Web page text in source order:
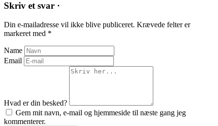
Skriv et svar ·
Din e-mailadresse vil ikke blive publiceret. Krævede felter er
markeret med *
Name
Email
Hvad er din besked?
Gem mit navn, e-mail og hjemmeside til næste gang jeg
kommenterer.